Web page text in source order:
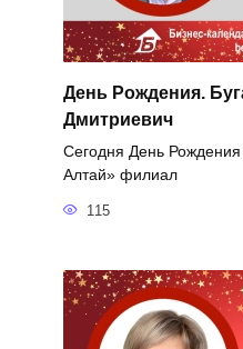
День Рождения.
Дмитриевич
Сегодня День
Алтай» филиал
115